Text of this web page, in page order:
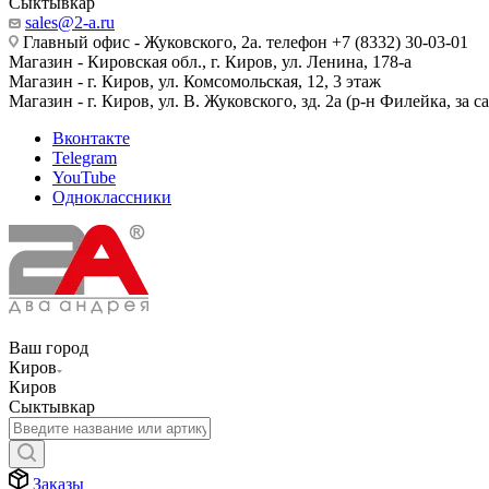
sales@2-a.ru
Главный офис - Жуковского, 2а. телефон +7 (8332) 30-03-01
Магазин - Кировская обл., г. Киров, ул. Ленина, 178-а
Магазин - г. Киров, ул. Комсомольская, 12, 3 этаж
Магазин - г. Киров, ул. В. Жуковского, зд. 2а (р-н Филейка, за
Вконтакте
Telegram
YouTube
Одноклассники
Ваш город
Киров
Киров
Сыктывкар
Заказы